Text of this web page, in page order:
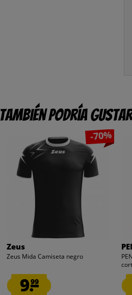
También podría
-70%
Zeus
Zeus Mida Camiseta negro
9.99